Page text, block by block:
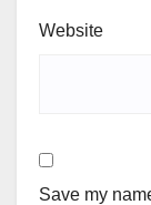
Website
Save my